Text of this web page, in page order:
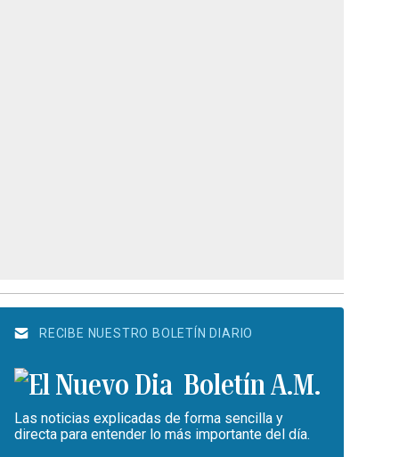
RECIBE NUESTRO BOLETÍN DIARIO
Boletín A.M.
Las noticias explicadas de forma sencilla y
directa para entender lo más importante del día.